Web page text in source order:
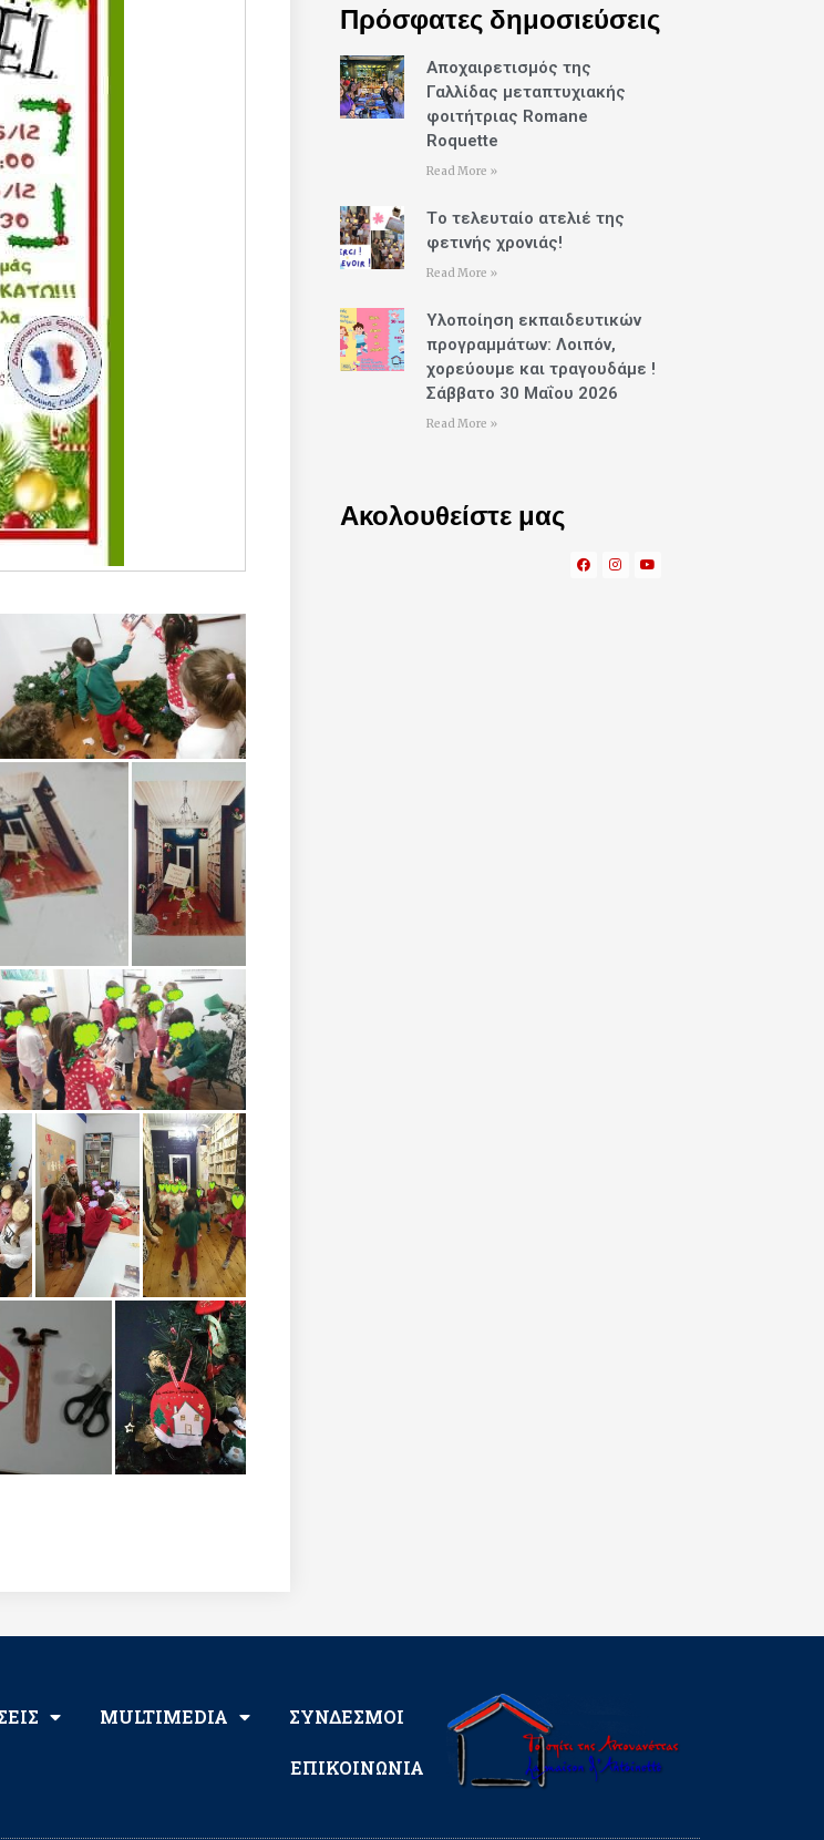
Πρόσφατες δημοσιεύσεις
Αποχαιρετισμός της
Γαλλίδας μεταπτυχιακής
φοιτήτριας Romane
Roquette
Read More »
Tο τελευταίο ατελιέ της
φετινής χρονιάς!
Read More »
Υλοποίηση εκπαιδευτικών
προγραμμάτων: Λοιπόν,
χορεύουμε και τραγουδάμε !
Σάββατο 30 Μαΐου 2026
Read More »
Ακολουθείστε μας
MULTIMEDIA ΣΥΝΔΕΣΜΟΙ
ΕΠΙΚΟΙΝΩΝΙΑ